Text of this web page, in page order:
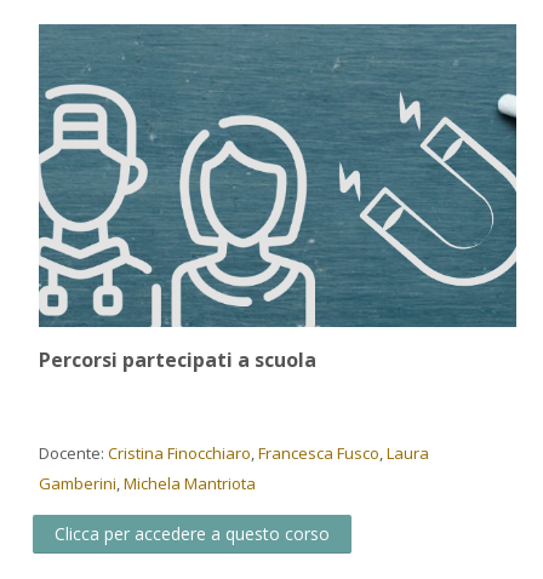
Percorsi partecipati a scuola
Docente:Cristina Finocchiaro ,Francesca Fusco ,Laura
Gamberini ,Michela Mantriota
Clicca per accedere a questo corso